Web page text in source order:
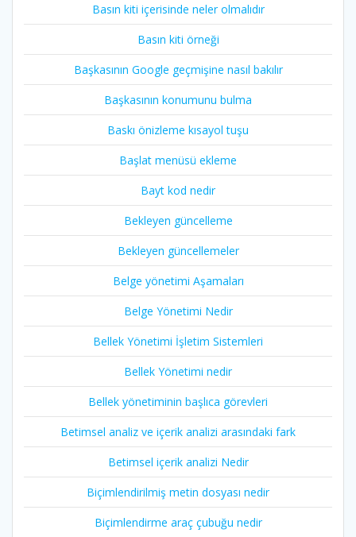
Basın kiti içerisinde neler olmalıdır
Basın kiti örneği
Başkasının Google geçmişine nasıl bakılır
Başkasının konumunu bulma
Baskı önizleme kısayol tuşu
Başlat menüsü ekleme
Bayt kod nedir
Bekleyen güncelleme
Bekleyen güncellemeler
Belge yönetimi Aşamaları
Belge Yönetimi Nedir
Bellek Yönetimi İşletim Sistemleri
Bellek Yönetimi nedir
Bellek yönetiminin başlıca görevleri
Betimsel analiz ve içerik analizi arasındaki fark
Betimsel içerik analizi Nedir
Biçimlendirilmiş metin dosyası nedir
Biçimlendirme araç çubuğu nedir